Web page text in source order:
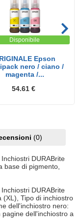
Disponibile
Epson
nero / ciano /
magenta /...
54.61 €
(0)
DURABrite
base di pigmento,
DURABrite
(XL), Tipo di inchiostro
dell'inchiostro nero:
dell'inchiostro a